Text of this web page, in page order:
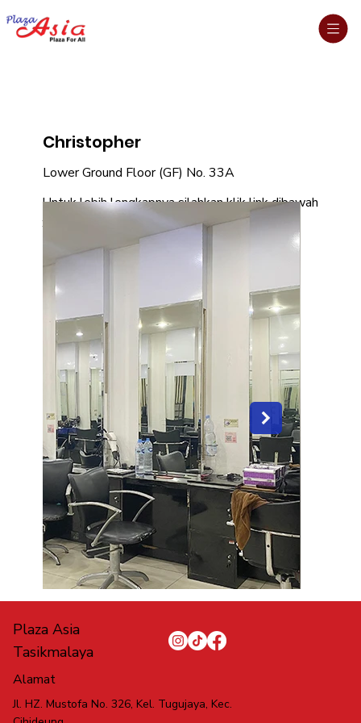
Christopher
Lower Ground Floor (GF) No. 33A
Untuk lebih lengkapnya silahkan klik link dibawah
:
Jl. HZ. Mustofa No. 326, Kel. Tugujaya, Kec.
Alamat
Plaza Asia
Tasikmalaya